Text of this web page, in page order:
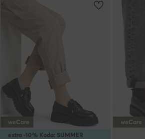
extra -10% Koda: SUMMER
weCare weCare